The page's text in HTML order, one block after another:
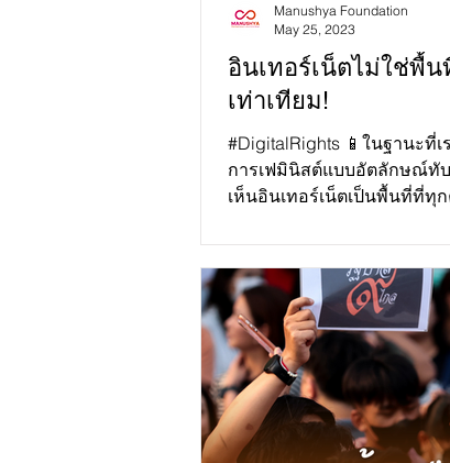
อินเทอร์เน็ตไม่ใช่พื้
เท่าเทียม!
#DigitalRights 📱ในฐานะที่เ
การเฟมินิสต์แบบอัตลักษณ์ทับ
เห็นอินเทอร์เน็ตเป็นพื้นที่ที่ทุ
Manushya Foundation
May 25, 2023